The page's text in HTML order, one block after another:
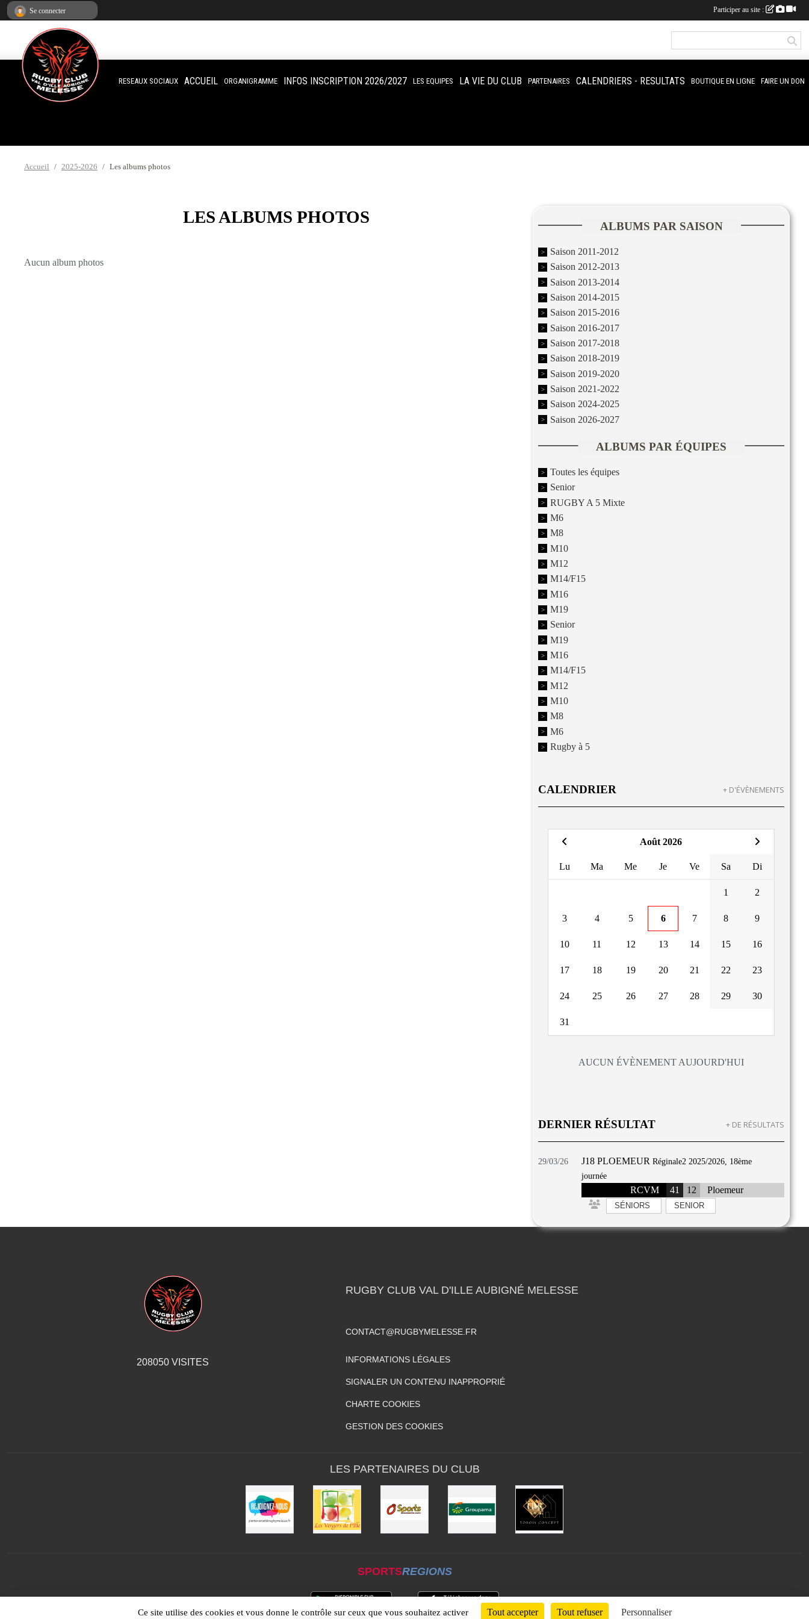
Accueil 2025-2026 Les albums photos
LES ALBUMS PHOTOS
Aucun album photos
ALBUMS PAR SAISON
Saison 2011-2012
Saison 2012-2013
Saison 2013-2014
Saison 2014-2015
Saison 2015-2016
Saison 2016-2017
Saison 2017-2018
Saison 2018-2019
Saison 2019-2020
Saison 2021-2022
Saison 2024-2025
Saison 2026-2027
ALBUMS PAR ÉQUIPES
Toutes les équipes
Senior
RUGBY A 5 Mixte
M6
M8
M10
M12
M14/F15
M16
M19
Senior
M19
M16
M14/F15
M12
M10
M8
M6
Rugby à 5
CALENDRIER
Août 2026
Lu Ma Me Je Ve Sa Di
1 2
3 4 5 6 7 8 9
10 11 12 13 14 15 16
17 18 19 20 21 22 23
24 25 26 27 28 29 30
31
AUCUN ÉVÈNEMENT AUJOURD'HUI
+ D'ÉVÈNEMENTS
DERNIER RÉSULTAT
29/03/26 J18 PLOEMEUR Réginale2 2025/2026, 18ème
journée
RCVM 41 12 Ploemeur
SÉNIORS SENIOR
+ DE RÉSULTATS
RESEAUX SOCIAUX ACCUEIL ORGANIGRAMME INFOS INSCRIPTION 2026/2027 LES EQUIPES LA VIE DU CLUB PARTENAIRES CALENDRIERS - RESULTATS BOUTIQUE EN LIGNE FAIRE UN DON
208050 VISITES
RUGBY CLUB VAL D'ILLE AUBIGNÉ MELESSE
CONTACT@RUGBYMELESSE.FR
INFORMATIONS LÉGALES
SIGNALER UN CONTENU INAPPROPRIÉ
CHARTE COOKIES
GESTION DES COOKIES
LES PARTENAIRES DU CLUB
SPORTSREGIONS
Se connecter Participer au site :
Panneau de gestion des cookies
Ce site utilise des cookies et vous donne le contrôle sur ceux que vous souhaitez activer Tout accepter Tout refuser Personnaliser